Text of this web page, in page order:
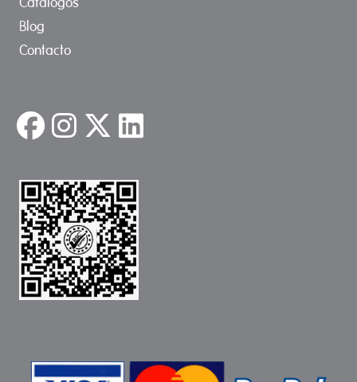
Blog
Contacto